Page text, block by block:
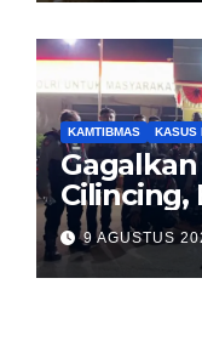
KAMTIBMAS KASUS
Cilincing,
Pemuda
9 AGUSTUS